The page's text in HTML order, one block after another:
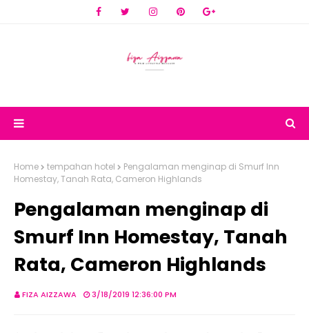
Home tempahan hotel
Pengalaman menginap di Smurf Inn
Homestay, Tanah Rata, Cameron Highlands
Pengalaman menginap di
Smurf Inn Homestay, Tanah
Rata, Cameron Highlands
FIZA AIZZAWA 3/18/2019 12:36:00 PM